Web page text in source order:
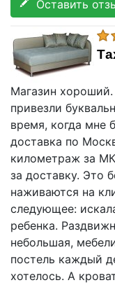
Оставить
Магазин хороший.
привезли
время, когда мне
доставка по
километраж за
за доставку. Это
наживаются на
следующее:
ребенка.
небольшая,
постель каждый
хотелось. А